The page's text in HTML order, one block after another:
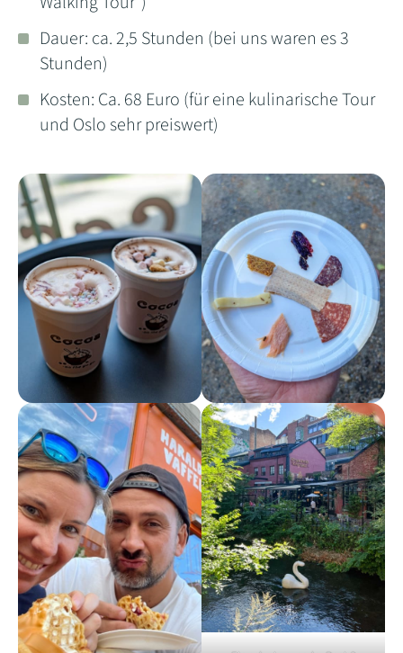
Dauer: ca. 2,5 Stunden (bei uns waren es 3
Stunden)
Kosten: Ca. 68 Euro (für eine kulinarische Tour
und Oslo sehr preiswert)